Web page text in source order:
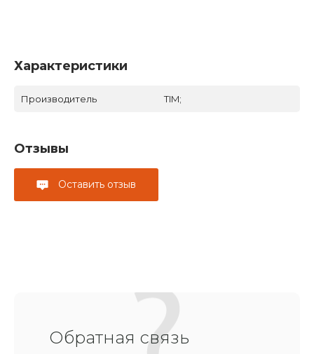
Характеристики
Производитель TIM;
Отзывы
Оставить отзыв
Обратная связь